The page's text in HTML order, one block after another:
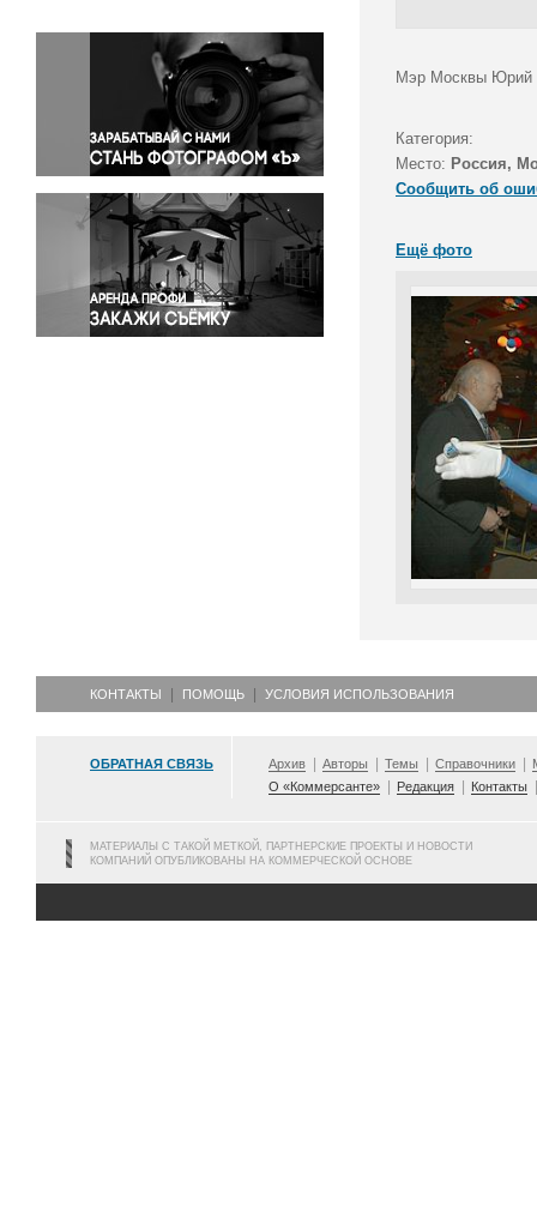
Окружающая среда
Политика
Правосудие
Происшествия и конфликты
Религия
Светская жизнь
Спорт
Экология
Экономика и бизнес
Мэр Москвы Юрий
Категория:
Место: Россия,
Сообщить об
Ещё фото
КОНТАКТЫ ПОМОЩЬ УСЛОВИЯ ИСПОЛЬЗОВАНИЯ
ОБРАТНАЯ СВЯЗЬ Архив Авторы Темы Справочники
О «Коммерсанте»
Редакция Контакты
МАТЕРИАЛЫ С ТАКОЙ МЕТКОЙ, ПАРТНЕРСКИЕ ПРОЕКТЫ И НОВОСТИ
КОМПАНИЙ ОПУБЛИКОВАНЫ НА КОММЕРЧЕСКОЙ ОСНОВЕ